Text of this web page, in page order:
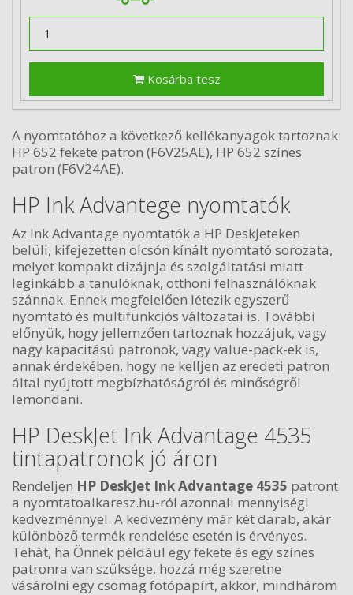
Kosárba tesz
A nyomtatóhoz a következő kellékanyagok tartoznak:
HP 652 fekete patron (F6V25AE), HP 652 színes
patron (F6V24AE).
HP Ink Advantege nyomtatók
Az Ink Advantage nyomtatók a HP DeskJeteken
belüli, kifejezetten olcsón kínált nyomtató sorozata,
melyet kompakt dizájnja és szolgáltatási miatt
leginkább a tanulóknak, otthoni felhasználóknak
szánnak. Ennek megfelelően létezik egyszerű
nyomtató és multifunkciós változatai is. További
előnyük, hogy jellemzően tartoznak hozzájuk, vagy
nagy kapacitású patronok, vagy value-pack-ek is,
annak érdekében, hogy ne kelljen az eredeti patron
által nyújtott megbízhatóságról és minőségről
lemondani.
HP DeskJet Ink Advantage 4535
tintapatronok jó áron
Rendeljen HP DeskJet Ink Advantage 4535 patront
a nyomtatoalkaresz.hu-ról azonnali mennyiségi
kedvezménnyel. A kedvezmény már két darab, akár
különböző termék rendelése esetén is érvényes.
Tehát, ha Önnek például egy fekete és egy színes
patronra van szüksége, hozzá még szeretne
vásárolni egy csomag fotópapírt, akkor, mindhárom